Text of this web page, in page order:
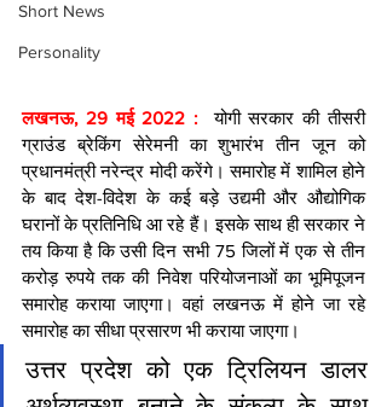
Short News
Personality
लखनऊ, 29 मई 2022 :
योगी सरकार की तीसरी
ग्राउंड ब्रेकिंग सेरेमनी का शुभारंभ तीन जून को
प्रधानमंत्री नरेन्द्र मोदी करेंगे। समारोह में शामिल होने
के बाद देश-विदेश के कई बड़े उद्यमी और औद्योगिक
घरानों के प्रतिनिधि आ रहे हैं। इसके साथ ही सरकार ने
तय किया है कि उसी दिन सभी 75 जिलों में एक से तीन
करोड़ रुपये तक की निवेश परियोजनाओं का भूमिपूजन
समारोह कराया जाएगा। वहां लखनऊ में होने जा रहे
समारोह का सीधा प्रसारण भी कराया जाएगा।
उत्तर प्रदेश को एक ट्रिलियन डालर